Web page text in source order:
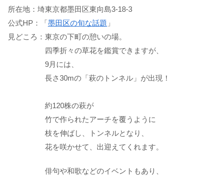
所在地：埼東京都墨田区東向島3-18-3
公式HP：「墨田区の旬な話題 」
見どころ：東京の下町の憩いの場。
四季折々の草花を鑑賞できますが、
9月には、
長さ30mの「萩のトンネル」が出現！
約120株の萩が
竹で作られたアーチを覆うように
枝を伸ばし、トンネルとなり、
花を咲かせて、出迎えてくれます。
俳句や和歌などのイベントもあり、